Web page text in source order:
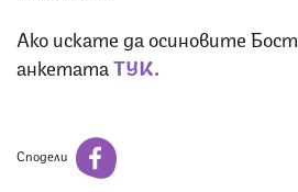
Ако искате да осиновите
анкетатаТУК.
Сподели